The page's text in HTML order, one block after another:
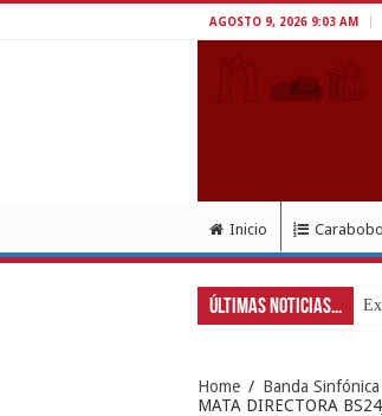
AGOSTO 9, 2026 9:03 AM
Inicio Carabobo
Últimas Noticias...
Home / Banda
MATA DIRECTORA